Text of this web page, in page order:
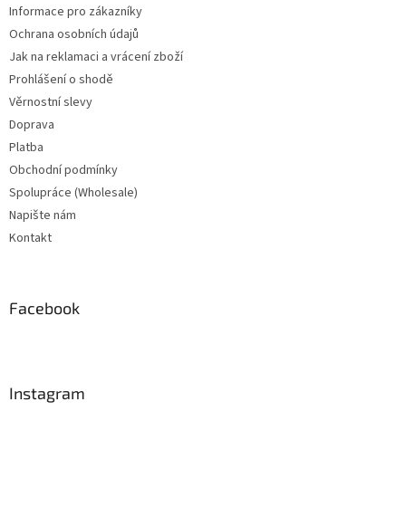
Informace pro zákazníky
Ochrana osobních údajů
Jak na reklamaci a vrácení zboží
Prohlášení o shodě
Věrnostní slevy
Doprava
Platba
Obchodní podmínky
Spolupráce (Wholesale)
Napište nám
Kontakt
Facebook
Instagram